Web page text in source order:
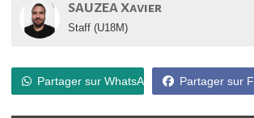
SAUZEA Xavier
Staff (U18M)
Partager sur WhatsApp Partager sur